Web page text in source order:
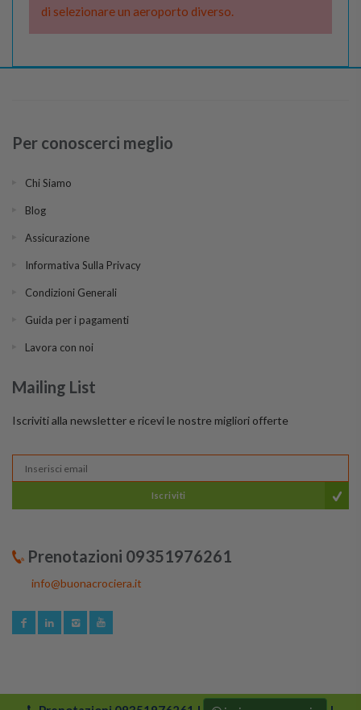
di selezionare un aeroporto diverso.
Per conoscerci meglio
Chi Siamo
Blog
Assicurazione
Informativa Sulla Privacy
Condizioni Generali
Guida per i pagamenti
Lavora con noi
Mailing List
Iscriviti alla newsletter e ricevi le nostre migliori offerte
Iscriviti
Prenotazioni 09351976261
info@buonacrociera.it